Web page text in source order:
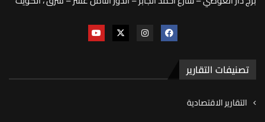
تصنيفات التقارير
التقارير الاقتصادية